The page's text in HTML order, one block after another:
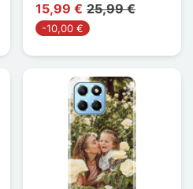
15,99 € 25,99 €
-10,00 €